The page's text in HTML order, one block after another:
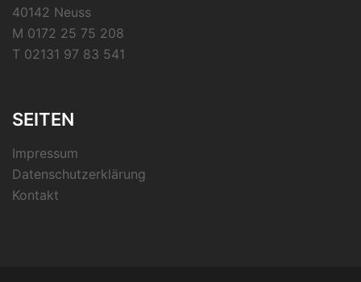
40142 Neuss
M 0172 25 75 208
T 02131 97 83 541
SEITEN
Impressum
Datenschutzerklärung
Kontakt